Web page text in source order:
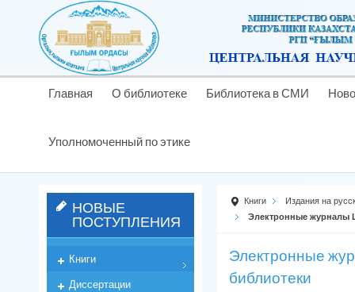
Главная О библиотеке Библиотека в СМИ
Уполномоченный по этике
Книги
Издания на
Электронные журналы
Электронные
библиотеки
НОВЫЕ
ПОСТУПЛЕНИЯ
Книги
Диссертации